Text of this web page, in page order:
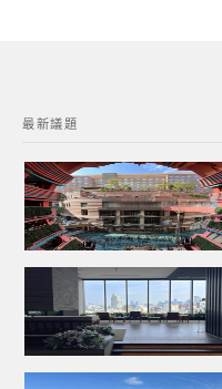
最新議題